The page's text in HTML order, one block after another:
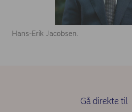
Hans-Erik Jacobsen.
Gå direkte til